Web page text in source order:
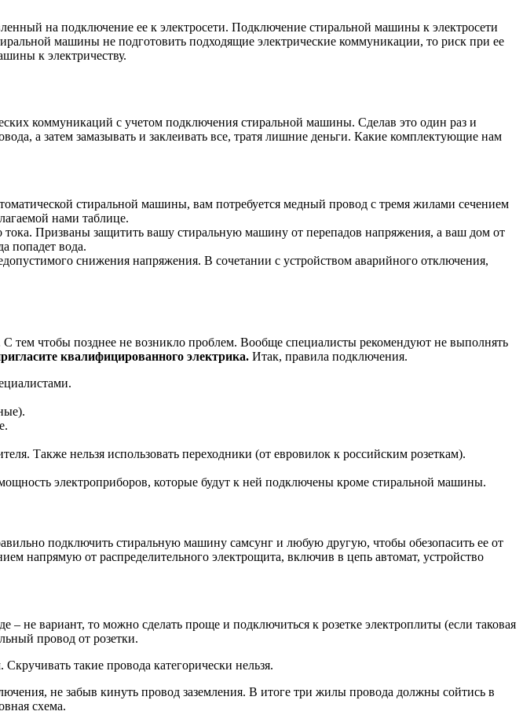
на подключение ее к электросети. Подключение стиральной машины к электросети
машины не подготовить подходящие электрические коммуникации, то риск при ее
к электричеству.
коммуникаций с учетом подключения стиральной машины. Сделав это один раз и
а затем замазывать и заклеивать все, тратя лишние деньги. Какие комплектующие нам
стиральной машины, вам потребуется медный провод с тремя жилами сечением
нами таблице.
Призваны защитить вашу стиральную машину от перепадов напряжения, а ваш дом от
попадет вода.
снижения напряжения. В сочетании с устройством аварийного отключения,
чтобы позднее не возникло проблем. Вообще специалисты рекомендуют не выполнять
квалифицированного электрика. Итак, правила подключения.
Также нельзя использовать переходники (от евровилок к российским розеткам).
электроприборов, которые будут к ней подключены кроме стиральной машины.
подключить стиральную машину самсунг и любую другую, чтобы обезопасить ее от
напрямую от распределительного электрощита, включив в цепь автомат, устройство
не вариант, то можно сделать проще и подключиться к розетке электроплиты (если таковая
провод от розетки.
такие провода категорически нельзя.
не забыв кинуть провод заземления. В итоге три жилы провода должны сойтись в
схема.